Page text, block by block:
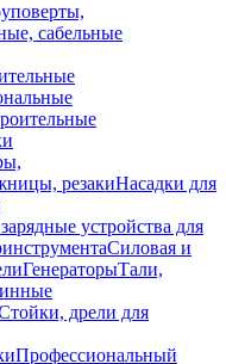
сабельные
резакиНасадки для
устройства для
Силовая и
ГенераторыТали,
дрели для
Профессиональный